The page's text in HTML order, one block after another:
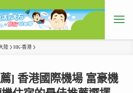
陸 HK-香港
] 香港國際機場 富豪機